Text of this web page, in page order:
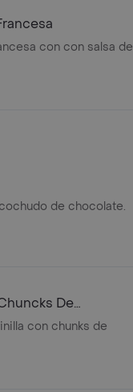
con con salsa de
de chocolate.
De
con chunks de